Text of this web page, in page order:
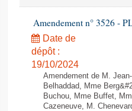
Amendement n° 3526 -
Date de
dépôt :
19/10/2024
Amendement de M.
Belhaddad, Mme
Buchou, Mme Buffet,
Cazeneuve, M.